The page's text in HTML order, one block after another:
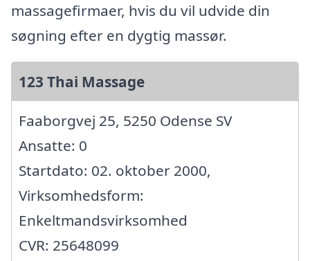
massagefirmaer, hvis du vil udvide din
søgning efter en dygtig massør.
123 Thai Massage
Faaborgvej 25, 5250 Odense SV
Ansatte: 0
Startdato: 02. oktober 2000,
Virksomhedsform:
Enkeltmandsvirksomhed
CVR: 25648099